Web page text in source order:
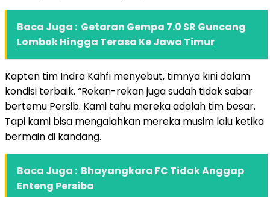
Baca Juga : Getaran Gempa 7.0 SR Guncang
Lombok Hingga Terasa Ke Jawa Timur
Kapten tim Indra Kahfi menyebut, timnya kini dalam
kondisi terbaik. “Rekan-rekan juga sudah tidak sabar
bertemu Persib. Kami tahu mereka adalah tim besar.
Tapi kami bisa mengalahkan mereka musim lalu ketika
bermain di kandang.
Baca Juga : Bhayangkara FC Tidak Anggap
Enteng Persiba